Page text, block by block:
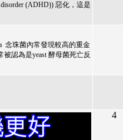
(ADHD)) 惡化，這是
念珠菌內常發現較高的重金
認為是yeast 酵母菌死亡反
4